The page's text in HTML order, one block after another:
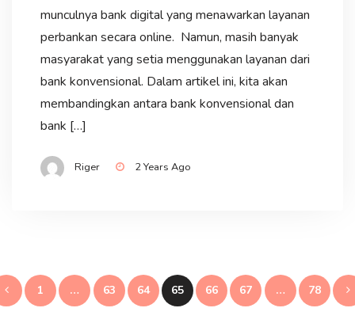
munculnya bank digital yang menawarkan layanan
perbankan secara online. Namun, masih banyak
masyarakat yang setia menggunakan layanan dari
bank konvensional. Dalam artikel ini, kita akan
membandingkan antara bank konvensional dan
bank […]
Riger 2 Years Ago
Posts
1 … 63 64 65 66 67 … 78